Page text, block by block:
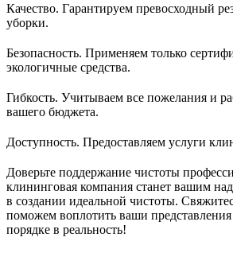
Качество. Гарантируем превосходный
уборки.
Безопасность. Применяем только
экологичные средства.
Гибкость. Учитываем все пожелания и
вашего бюджета.
Доступность. Предоставляем услуги
Доверьте поддержание чистоты
клининговая компания станет вашим
в создании идеальной чистоты.
поможем воплотить ваши
порядке в реальность!